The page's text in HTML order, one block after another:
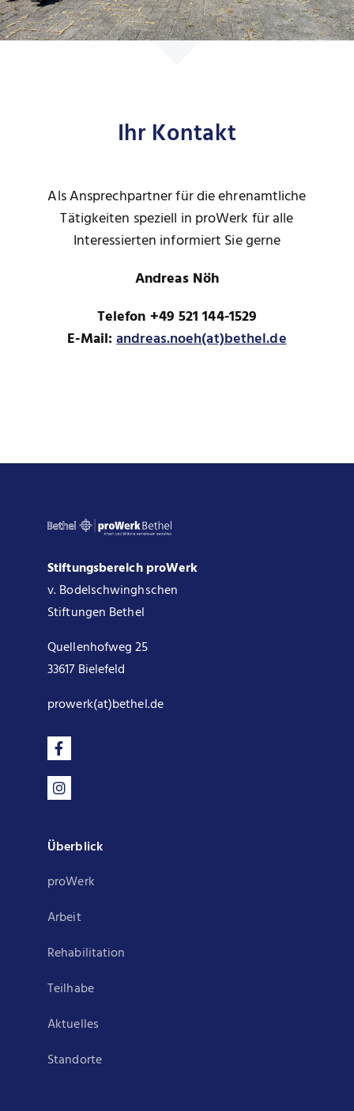
Ihr Kontakt
Als Ansprechpartner für die ehrenamtliche
Tätigkeiten speziell in proWerk für alle
Interessierten informiert Sie gerne
Andreas Nöh
Telefon +49 521 144-1529
E-Mail:andreas.noeh(at)bethel.de
Stiftungsbereich proWerk
v. Bodelschwinghschen
Stiftungen Bethel
Quellenhofweg 25
33617 Bielefeld
prowerk(at)bethel.de
Überblick
proWerk
Arbeit
Rehabilitation
Teilhabe
Aktuelles
Standorte